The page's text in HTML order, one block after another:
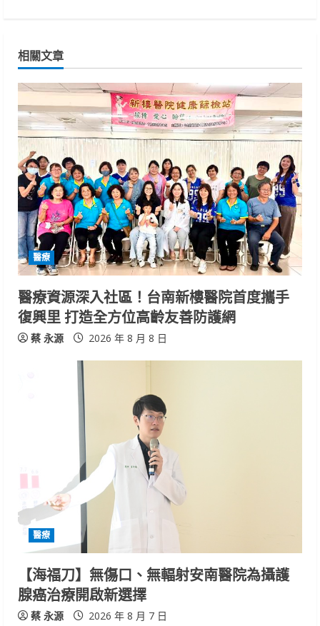
u
e
R
e
a
d
i
n
g
相關文章
醫療
醫療資源深入社區！台南新樓醫院首度攜手
復興里 打造全方位高齡友善防護網
蔡 永源 2026 年 8 月 8 日
醫療
【海福刀】無傷口、無輻射安南醫院為攝護
腺癌治療開啟新選擇
蔡 永源 2026 年 8 月 7 日